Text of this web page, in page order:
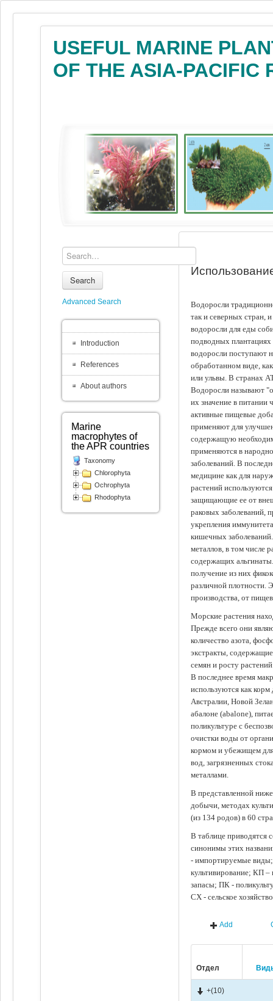
USEFUL MARINE
OF THE ASIA-PACIFIC
Водоросли
так и северных стран,
водоросли для еды
подводных
водоросли поступают
обработанном виде,
или ульвы. В странах
Водоросли называют
их значение в питании
активные пищевые
применяют для
содержащую
применяются в
заболеваний. В
медицине как для
растений
защищающие ее от
раковых заболеваний,
укрепления
кишечных
металлов, в том числе
содержащих
получение из них
различной плотности.
производства, от
Морские растения
Прежде всего они
количество азота,
экстракты,
семян и росту
В последнее время
используются как
Австралии, Новой
абалоне (abalone),
поликультуре с
очистки воды от
кормом и убежищем
вод, загрязненных
металлами.
В представленной
добычи, методах
(из 134 родов) в 60
В таблице приводятся
синонимы этих
- импортируемые
культивирование; КП
запасы; ПК -
СХ - сельское
Add
Отдел
+(10)
Search
Advanced Search
Introduction
References
About authors
Marine
macrophytes of
the APR countries
Taxonomy
Chlorophyta
Ochrophyta
Rhodophyta